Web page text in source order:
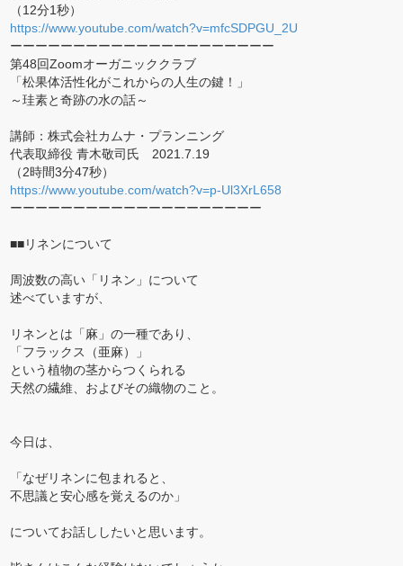
（12分1秒）
https://www.youtube.com/watch?v=mfcSDPGU_2U
ーーーーーーーーーーーーーーーーーーーーー
第48回Zoomオーガニッククラブ
「松果体活性化がこれからの人生の鍵！」
～珪素と奇跡の水の話～
講師：株式会社カムナ・プランニング
代表取締役 青木敬司氏 2021.7.19
（2時間3分47秒）
https://www.youtube.com/watch?v=p-Ul3XrL658
ーーーーーーーーーーーーーーーーーーーー
■■リネンについて
周波数の高い「リネン」について
述べていますが、
リネンとは「麻」の一種であり、
「フラックス（亜麻）」
という植物の茎からつくられる
天然の繊維、およびその織物のこと。
今日は、
「なぜリネンに包まれると、
不思議と安心感を覚えるのか」
についてお話ししたいと思います。